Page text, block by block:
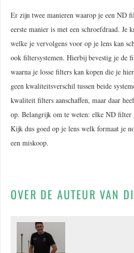
Er zijn twee manieren waarop je een ND
eerste manier is met een schroefdraad. Je
welke je vervolgens voor op je lens kan
ook filtersystemen. Hierbij bevestig je de
waarna je losse filters kan kopen die je
geen kwaliteitsverschil tussen beide
kwaliteit filters aanschaffen, maar daar
op. Belangrijk om te weten: elke ND filter
Kijk dus goed op je lens welk formaat je
een miskoop.
OVER DE AUTEUR VAN